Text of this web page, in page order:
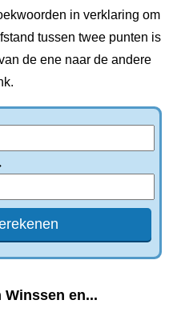
in verklaring om
tussen twee punten is
de ene naar de andere
en...